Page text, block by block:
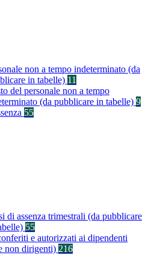
non a tempo indeterminato (da
in tabelle) 11
del personale non a tempo
(da pubblicare in tabelle) 9
55
di assenza trimestrali (da pubblicare
55
e autorizzati ai dipendenti
non dirigenti) 216